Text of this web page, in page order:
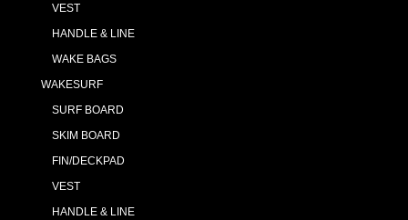
VEST
HANDLE & LINE
WAKE BAGS
WAKESURF
SURF BOARD
SKIM BOARD
FIN/DECKPAD
VEST
HANDLE & LINE